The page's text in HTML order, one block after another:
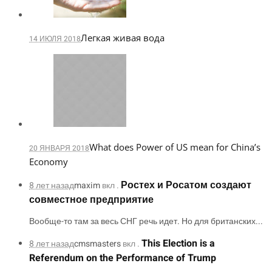
14 ИЮЛЯ 2018Легкая живая вода
20 ЯНВАРЯ 2018What does Power of US mean for China’s
Economy
8 лет назадmaximвкл . Ростех и Росатом создают
совместное предприятие
Вообще-то там за весь СНГ речь идет. Но для британских...
8 лет назадcmsmastersвкл .This Election is a
Referendum on the Performance of Trump